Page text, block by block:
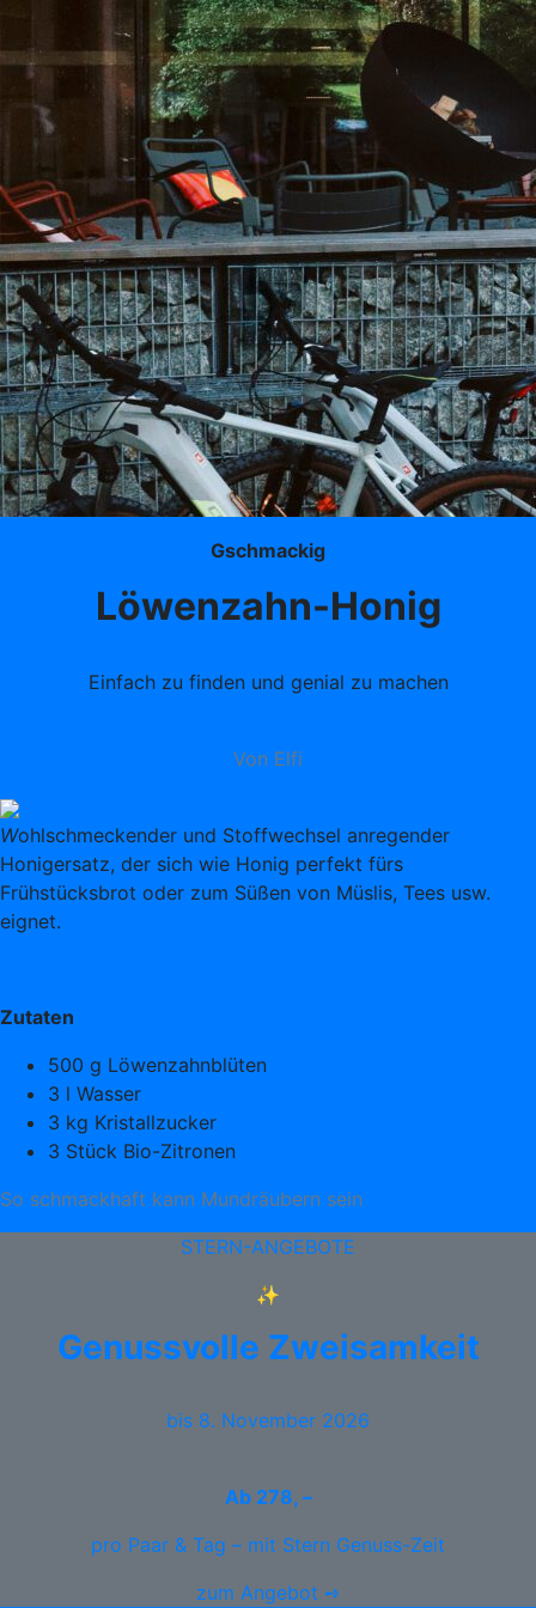
Gschmackig
Löwenzahn-Honig
Einfach zu finden und genial zu machen
Von Elfi
Wohlschmeckender und Stoffwechsel anregender
Honigersatz, der sich wie Honig perfekt fürs
Frühstücksbrot oder zum Süßen von Müslis, Tees usw.
eignet.
Zutaten
500 g Löwenzahnblüten
3 l Wasser
3 kg Kristallzucker
3 Stück Bio-Zitronen
So schmackhaft kann Mundräubern sein
STERN-ANGEBOTE
✨
Genussvolle Zweisamkeit
bis 8. November 2026
Ab 278, –
pro Paar & Tag – mit Stern Genuss-Zeit
zum Angebot ➺